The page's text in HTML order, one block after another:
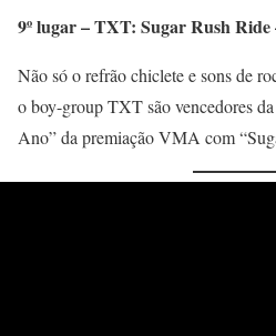
9º lugar – TXT: Sugar Rush Ride
Não só o refrão chiclete e sons de
o boy-group TXT são vencedores
Ano” da premiação VMA com